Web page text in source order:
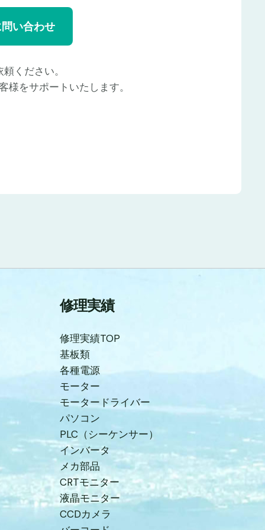
い合わせ
ください。
をサポートいたします。
修理実績
修理実績TOP
基板類
各種電源
モーター
モータードライバー
パソコン
PLC（シーケンサー）
インバータ
メカ部品
CRTモニター
液晶モニター
CCDカメラ